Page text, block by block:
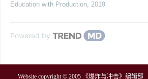
Education with Production, 2019
Powered by
Website copyright © 2005 《爆炸与冲击》编辑部